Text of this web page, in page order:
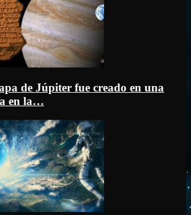
de Júpiter fue creado en una
en la…